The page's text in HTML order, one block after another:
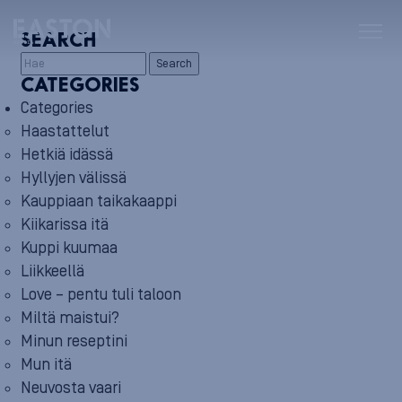
SEARCH
Search
CATEGORIES
Categories
Haastattelut
Hetkiä idässä
Hyllyjen välissä
Kauppiaan taikakaappi
Kiikarissa itä
Kuppi kuumaa
Liikkeellä
Love – pentu tuli taloon
Miltä maistui?
Minun reseptini
Mun itä
Neuvosta vaari